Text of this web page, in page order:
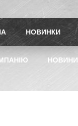
НОВИНКИ
НОВИНИ